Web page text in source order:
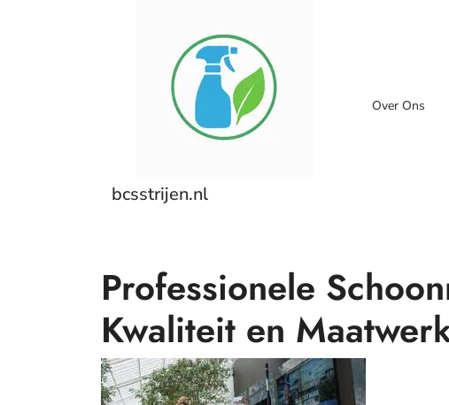
bcsstrijen.nl
Over Ons
Professionele
Kwaliteit en